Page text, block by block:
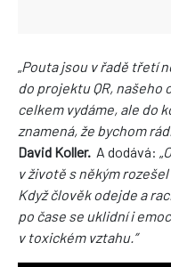
Pouta jsou v řadě třetí
do projektu QR, našeho
celkem vydáme, ale do
znamená, že bychom
David Koller. A dodává: „
v životě s někým
Když člověk odejde a
po čase se uklidní i
v toxickém vztahu.”